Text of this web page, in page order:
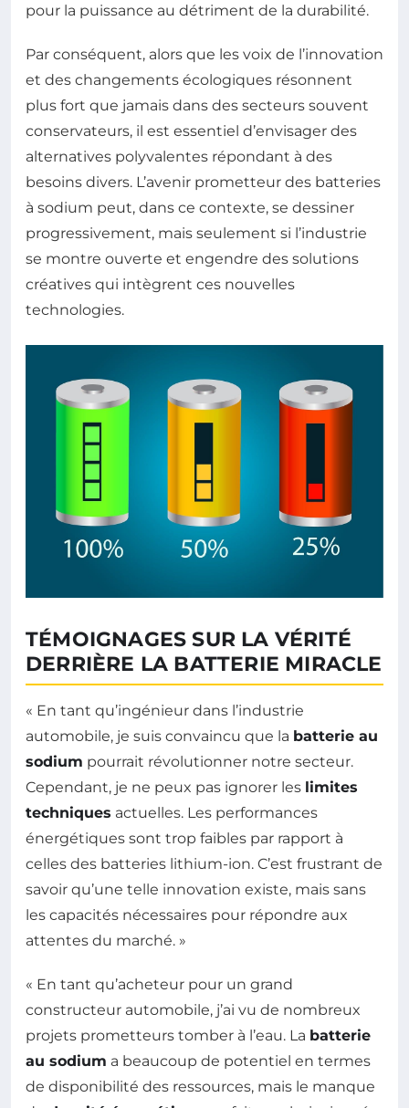
pour la puissance au détriment de la durabilité.
Par conséquent, alors que les voix de l’innovation
et des changements écologiques résonnent
plus fort que jamais dans des secteurs souvent
conservateurs, il est essentiel d’envisager des
alternatives polyvalentes répondant à des
besoins divers. L’avenir prometteur des batteries
à sodium peut, dans ce contexte, se dessiner
progressivement, mais seulement si l’industrie
se montre ouverte et engendre des solutions
créatives qui intègrent ces nouvelles
technologies.
TÉMOIGNAGES SUR LA VÉRITÉ
DERRIÈRE LA BATTERIE MIRACLE
« En tant qu’ingénieur dans l’industrie
automobile, je suis convaincu que la batterie au
sodium pourrait révolutionner notre secteur.
Cependant, je ne peux pas ignorer les limites
techniques actuelles. Les performances
énergétiques sont trop faibles par rapport à
celles des batteries lithium-ion. C’est frustrant de
savoir qu’une telle innovation existe, mais sans
les capacités nécessaires pour répondre aux
attentes du marché. »
« En tant qu’acheteur pour un grand
constructeur automobile, j’ai vu de nombreux
projets prometteurs tomber à l’eau. La batterie
au sodium a beaucoup de potentiel en termes
de disponibilité des ressources, mais le manque